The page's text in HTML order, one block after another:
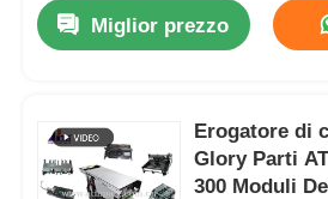
Miglior prezzo
Erogatore di
Glory Parti
300 Moduli